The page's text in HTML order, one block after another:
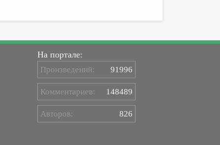
На портале:
Произведений: 91996
Комментариев: 148489
Авторов: 826